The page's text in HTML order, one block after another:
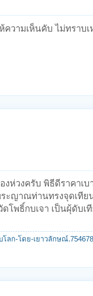
ความเห็นคับ ไม่ทราบ
ห่วงครับ พิธีดีราคาเบ
ะญาณท่านทรงจุดเที
พธิ์กบเจา เป็นผุ้ดับเ
โลก-โดย-เยาวลักษณ์